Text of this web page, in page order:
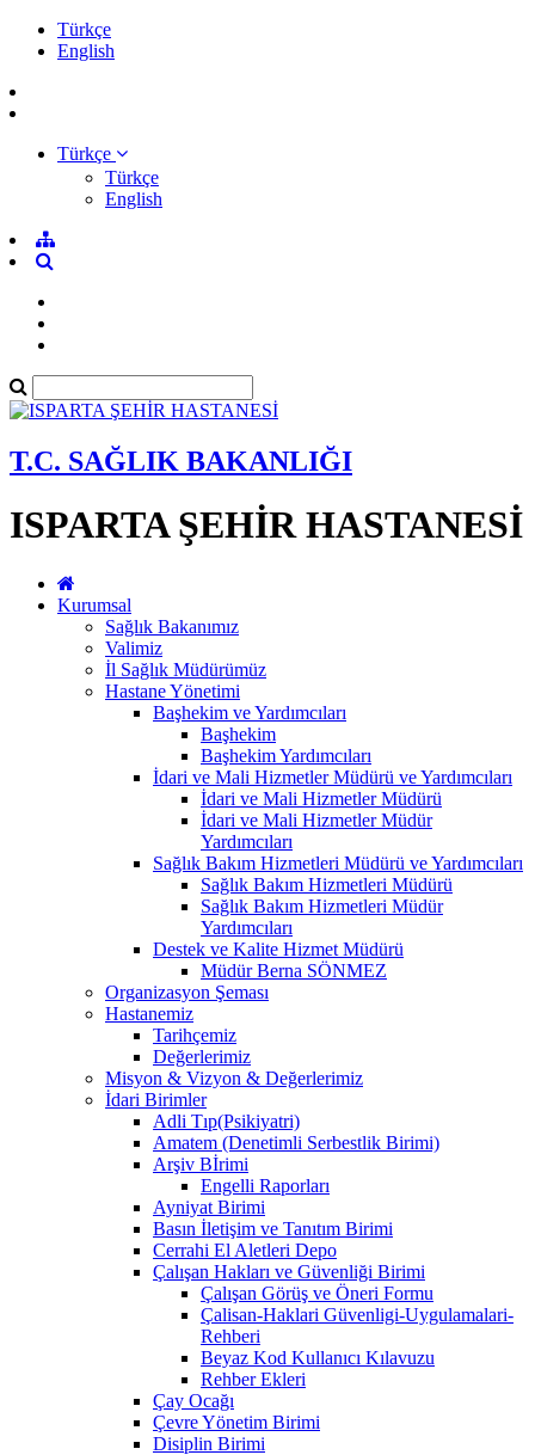
Türkçe
English
Türkçe
Türkçe
English
T.C. SAĞLIK BAKANLIĞI
ISPARTA ŞEHİR HASTANESİ
Kurumsal
Sağlık Bakanımız
Valimiz
İl Sağlık Müdürümüz
Hastane Yönetimi
Başhekim ve Yardımcıları
Başhekim
Başhekim Yardımcıları
İdari ve Mali Hizmetler Müdürü ve Yardımcıları
İdari ve Mali Hizmetler Müdürü
İdari ve Mali Hizmetler Müdür
Yardımcıları
Sağlık Bakım Hizmetleri Müdürü ve Yardımcıları
Sağlık Bakım Hizmetleri Müdürü
Sağlık Bakım Hizmetleri Müdür
Yardımcıları
Destek ve Kalite Hizmet Müdürü
Müdür Berna SÖNMEZ
Organizasyon Şeması
Hastanemiz
Tarihçemiz
Değerlerimiz
Misyon & Vizyon & Değerlerimiz
İdari Birimler
Adli Tıp(Psikiyatri)
Amatem (Denetimli Serbestlik Birimi)
Arşiv Bİrimi
Engelli Raporları
Ayniyat Birimi
Basın İletişim ve Tanıtım Birimi
Cerrahi El Aletleri Depo
Çalışan Hakları ve Güvenliği Birimi
Çalışan Görüş ve Öneri Formu
Çalisan-Haklari Güvenligi-Uygulamalari-
Rehberi
Beyaz Kod Kullanıcı Kılavuzu
Rehber Ekleri
Çay Ocağı
Çevre Yönetim Birimi
Disiplin Birimi